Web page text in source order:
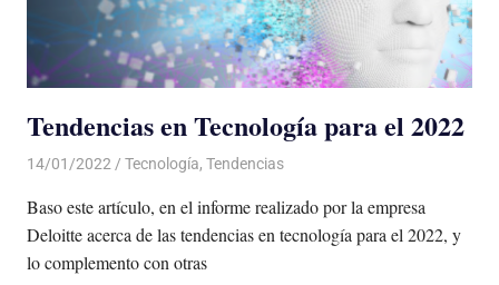
Tendencias en Tecnología para el 2022
14/01/2022 De todo un Poco
Tecnología, Tendencias
Baso este artículo, en el informe realizado por la empresa
Deloitte acerca de las tendencias en tecnología para el 2022, y
lo complemento con otras